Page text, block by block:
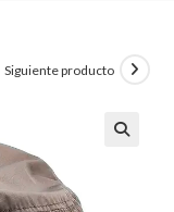
Siguiente producto